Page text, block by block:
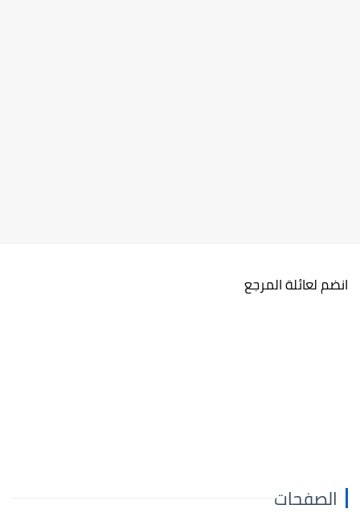
انضم لعائلة المرجع
الصفحات